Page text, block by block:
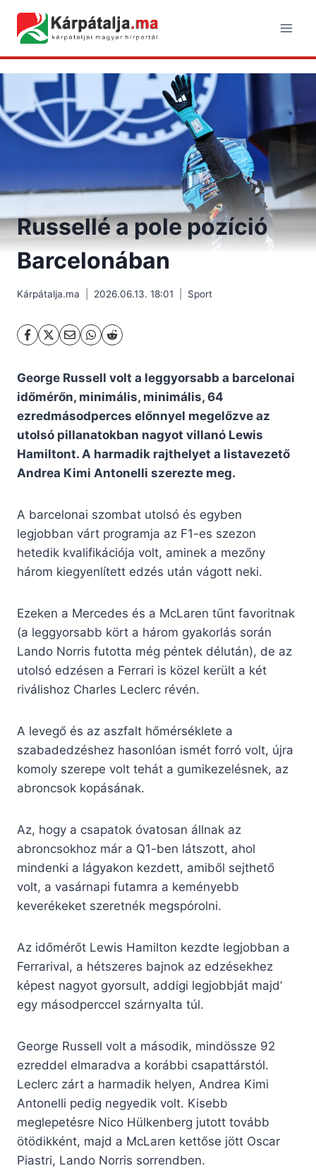
content
Russellé a pole pozíció
Barcelonában
Kárpátalja.ma 2026.06.13. 18:01 Sport
George Russell volt a leggyorsabb a barcelonai
időmérőn, minimális, minimális, 64
ezredmásodperces előnnyel megelőzve az
utolsó pillanatokban nagyot villanó Lewis
Hamiltont. A harmadik rajthelyet a listavezető
Andrea Kimi Antonelli szerezte meg.
A barcelonai szombat utolsó és egyben
legjobban várt programja az F1-es szezon
hetedik kvalifikációja volt, aminek a mezőny
három kiegyenlített edzés után vágott neki.
Ezeken a Mercedes és a McLaren tűnt favoritnak
(a leggyorsabb kört a három gyakorlás során
Lando Norris futotta még péntek délután), de az
utolsó edzésen a Ferrari is közel került a két
riválishoz Charles Leclerc révén.
A levegő és az aszfalt hőmérséklete a
szabadedzéshez hasonlóan ismét forró volt, újra
komoly szerepe volt tehát a gumikezelésnek, az
abroncsok kopásának.
Az, hogy a csapatok óvatosan állnak az
abroncsokhoz már a Q1-ben látszott, ahol
mindenki a lágyakon kezdett, amiből sejthető
volt, a vasárnapi futamra a keményebb
keverékeket szeretnék megspórolni.
Az időmérőt Lewis Hamilton kezdte legjobban a
Ferrarival, a hétszeres bajnok az edzésekhez
képest nagyot gyorsult, addigi legjobbját majd’
egy másodperccel szárnyalta túl.
George Russell volt a második, mindössze 92
ezreddel elmaradva a korábbi csapattárstól.
Leclerc zárt a harmadik helyen, Andrea Kimi
Antonelli pedig negyedik volt. Kisebb
meglepetésre Nico Hülkenberg jutott tovább
ötödikként, majd a McLaren kettőse jött Oscar
Piastri, Lando Norris sorrendben.